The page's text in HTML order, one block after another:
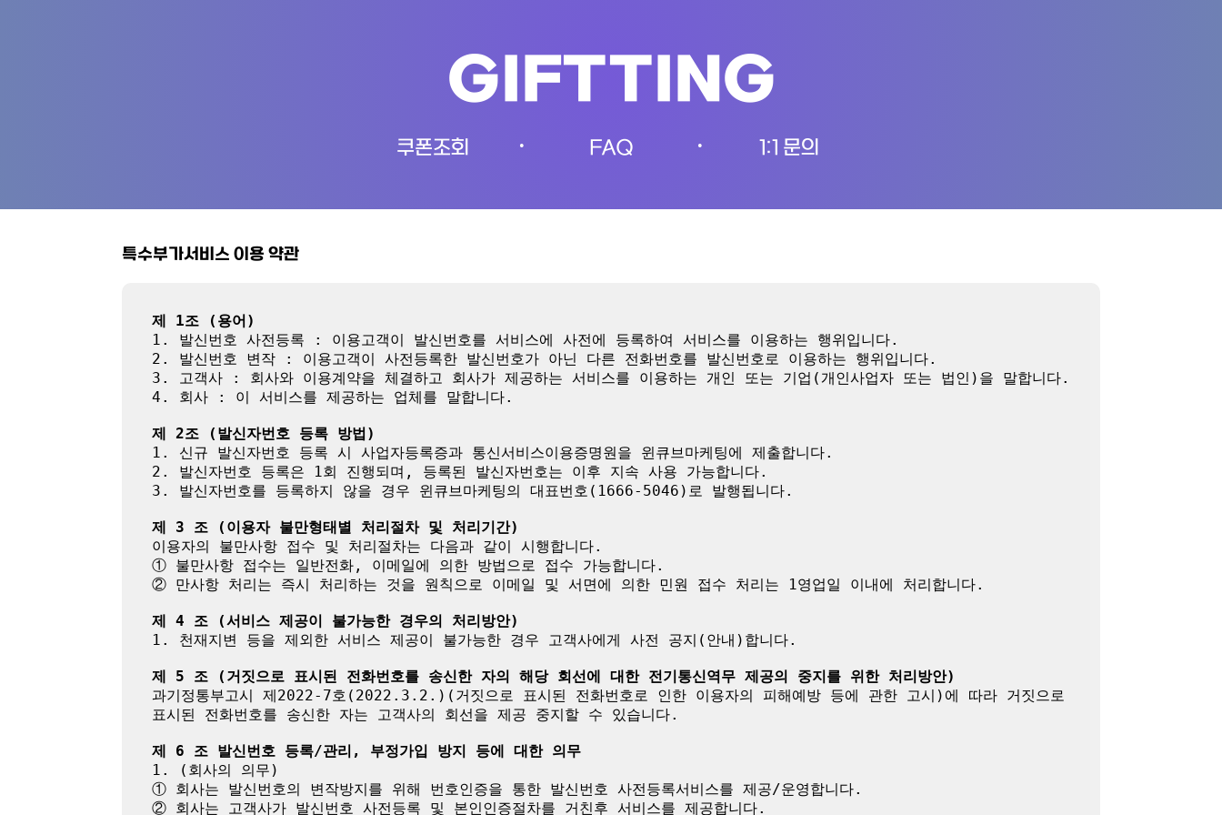
GIFTTING
쿠폰조회 • FAQ • 1:1 문의
특수부가서비스 이용 약관
제 1조 (용어)
1. 발신번호 사전등록 : 이용고객이 발신번호를 서비스에 사전에 등록하여 서비스를 이용하는 행위입니다.
2. 발신번호 변작 : 이용고객이 사전등록한 발신번호가 아닌 다른 전화번호를 발신번호로 이용하는 행위입니다.
3. 고객사 : 회사와 이용계약을 체결하고 회사가 제공하는 서비스를 이용하는 개인 또는 기업(개인사업자 또는 법인)을 말합니다.
4. 회사 : 이 서비스를 제공하는 업체를 말합니다.
제 2조 (발신자번호 등록 방법)
1. 신규 발신자번호 등록 시 사업자등록증과 통신서비스이용증명원을 윈큐브마케팅에 제출합니다.
2. 발신자번호 등록은 1회 진행되며, 등록된 발신자번호는 이후 지속 사용 가능합니다.
3. 발신자번호를 등록하지 않을 경우 윈큐브마케팅의 대표번호(1666-5046)로 발행됩니다.
제 3 조 (이용자 불만형태별 처리절차 및 처리기간)
이용자의 불만사항 접수 및 처리절차는 다음과 같이 시행합니다.
① 불만사항 접수는 일반전화, 이메일에 의한 방법으로 접수 가능합니다.
② 만사항 처리는 즉시 처리하는 것을 원칙으로 이메일 및 서면에 의한 민원 접수 처리는 1영업일 이내에 처리합니다.
제 4 조 (서비스 제공이 불가능한 경우의 처리방안)
1. 천재지변 등을 제외한 서비스 제공이 불가능한 경우 고객사에게 사전 공지(안내)합니다.
제 5 조 (거짓으로 표시된 전화번호를 송신한 자의 해당 회선에 대한 전기통신역무 제공의 중지를 위한 처리방안)
과기정통부고시 제2022-7호(2022.3.2.)(거짓으로 표시된 전화번호로 인한 이용자의 피해예방 등에 관한 고시)에 따라 거짓으로
표시된 전화번호를 송신한 자는 고객사의 회선을 제공 중지할 수 있습니다.
제 6 조 발신번호 등록/관리, 부정가입 방지 등에 대한 의무
1. (회사의 의무)
① 회사는 발신번호의 변작방지를 위해 번호인증을 통한 발신번호 사전등록서비스를 제공/운영합니다.
② 회사는 고객사가 발신번호 사전등록 및 본인인증절차를 거친후 서비스를 제공합니다.